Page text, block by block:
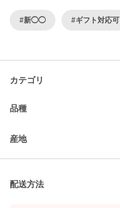
#新◯◯ #ギフト対応可
カテゴリ
品種
産地
配送方法